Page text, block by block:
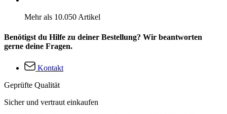
Mehr als 10.050 Artikel
Benötigst du Hilfe zu deiner Bestellung? Wir beantworten
gerne deine Fragen.
Kontakt
Geprüfte Qualität
Sicher und vertraut einkaufen